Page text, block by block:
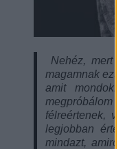
Nehéz, mert az
magamnak ezt a
amit mondok.
megpróbálom
félreértenek,
legjobban
mindazt, amiről